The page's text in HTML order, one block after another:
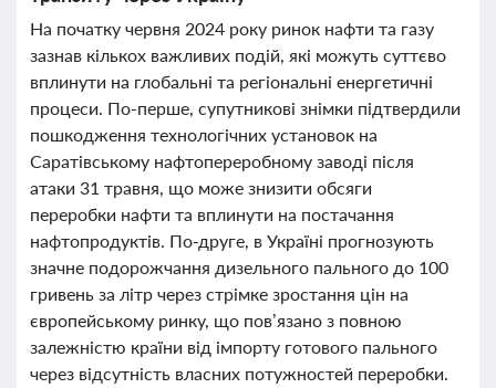
На початку червня 2024 року ринок нафти та газу
зазнав кількох важливих подій, які можуть суттєво
вплинути на глобальні та регіональні енергетичні
процеси. По-перше, супутникові знімки підтвердили
пошкодження технологічних установок на
Саратівському нафтопереробному заводі після
атаки 31 травня, що може знизити обсяги
переробки нафти та вплинути на постачання
нафтопродуктів. По-друге, в Україні прогнозують
значне подорожчання дизельного пального до 100
гривень за літр через стрімке зростання цін на
європейському ринку, що пов’язано з повною
залежністю країни від імпорту готового пального
через відсутність власних потужностей переробки.